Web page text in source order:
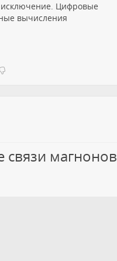
Цифровые
вычисления
магнонов